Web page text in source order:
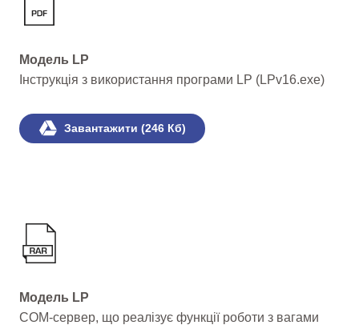
Модель LP
Інструкція з використання програми LP (LPv16.exe)
Завантажити (246 Кб)
Модель LP
COM-сервер, що реалізує функції роботи з вагами